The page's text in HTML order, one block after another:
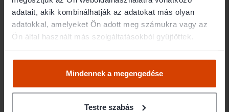
adatait, akik kombinálhatják az adatokat más olyan
adatokkal, amelyeket Ön adott meg számukra vagy az
Ön által használt más szolgáltatásokból gyűjtöttek.
Mindennek a megengedése
Testre szabás
Jogi területek
- Vállalkozás